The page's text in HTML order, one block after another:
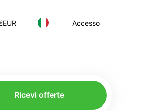
EUR Accesso
Ricevi offerte